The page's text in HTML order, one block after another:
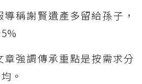
導稱謝賢遺產多留給孫子，
章強調傳承重點是按需求分
。